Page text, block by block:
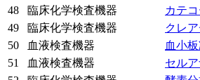
48
臨床化学検査機器 カテ
49
臨床化学検査機器 クレ
50
血液検査機器 血小
51
血液検査機器 セル